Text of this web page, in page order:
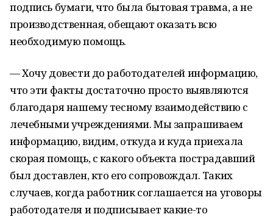
подпись бумаги, что была бытовая травма, а не
производственная, обещают оказать всю
необходимую помощь.
— Хочу довести до работодателей информацию,
что эти факты достаточно просто выявляются
благодаря нашему тесному взаимодействию с
лечебными учреждениями. Мы запрашиваем
информацию, видим, откуда и куда приехала
скорая помощь, с какого объекта пострадавший
был доставлен, кто его сопровождал. Таких
случаев, когда работник соглашается на уговоры
работодателя и подписывает какие-то